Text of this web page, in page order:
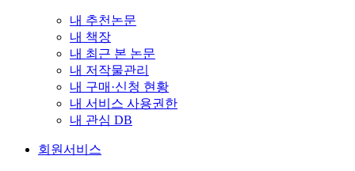
내 추천논문
내 책장
내 최근 본 논문
내 저작물관리
내 구매·신청 현황
내 서비스 사용권한
내 관심 DB
회원서비스